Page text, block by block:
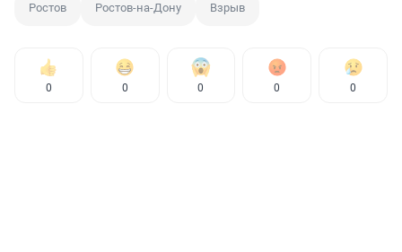
Ростов Ростов-на-Дону Взрыв
0 0 0 0 0